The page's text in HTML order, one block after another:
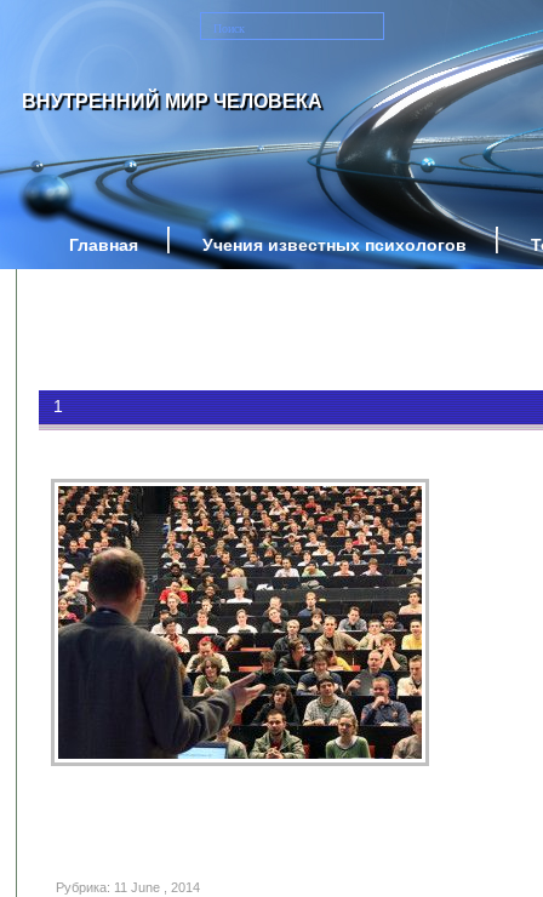
ВНУТРЕННИЙ МИР ЧЕЛОВЕКА
Главная Учения известных психологов
1
Рубрика: 11 June , 2014